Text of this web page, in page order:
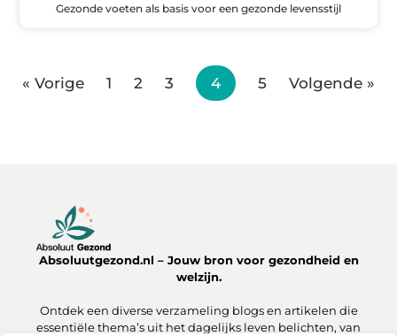
Gezonde voeten als basis voor een gezonde levensstijl
« Vorige 1 2 3 4 5 Volgende »
Absoluutgezond.nl – Jouw bron voor gezondheid en
welzijn.
Ontdek een diverse verzameling blogs en artikelen die
essentiële thema’s uit het dagelijks leven belichten, van